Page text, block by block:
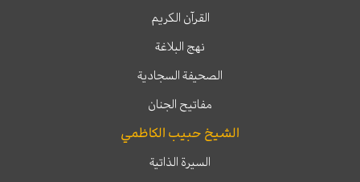
القرآن الكريم
نهج البلاغة
الصحيفة السجادية
مفاتيح الجنان
الشيخ حبيب الكاظمي
السيرة الذاتية